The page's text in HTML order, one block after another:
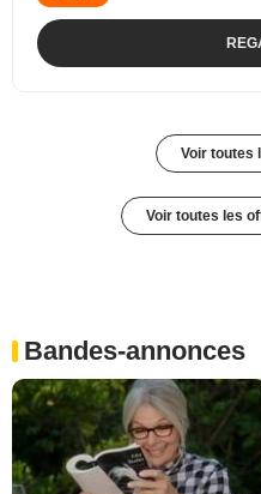
Voir toutes
Voir toutes les
Bandes-annonces